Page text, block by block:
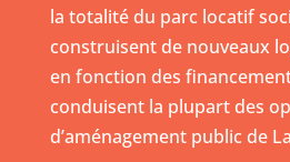
la totalité du parc locatif
construisent de nouveaux
en fonction des
conduisent la plupart des
d’aménagement public de